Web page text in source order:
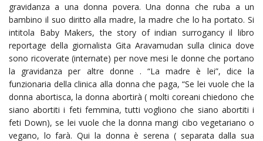
gravidanza a una donna povera. Una donna che ruba a un
bambino il suo diritto alla madre, la madre che lo ha portato. Si
intitola Baby Makers, the story of indian surrogancy il libro
reportage della giornalista Gita Aravamudan sulla clinica dove
sono ricoverate (internate) per nove mesi le donne che portano
la gravidanza per altre donne . “La madre è lei”, dice la
funzionaria della clinica alla donna che paga, “Se lei vuole che la
donna abortisca, la donna abortirà ( molti coreani chiedono che
siano abortiti i feti femmina, tutti vogliono che siano abortiti i
feti Down), se lei vuole che la donna mangi cibo vegetariano o
vegano, lo farà. Qui la donna è serena ( separata dalla sua